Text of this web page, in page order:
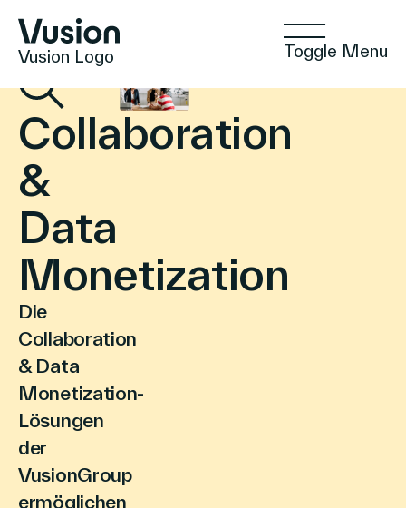
Vusion Logo Toggle Menu
Technologien
Einblicke
Positive Commerce
Über Uns
Collaboration​
&
Data
Monetization
Die
Collaboration
& Data
Monetization-
Lösungen
der
VusionGroup
ermöglichen